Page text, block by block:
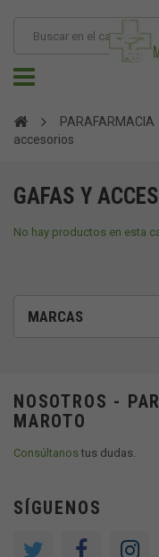
PARAFARMACIA
accesorios
MARCAS
GAFAS Y
No hay productos en esta
NOSOTROS -
MAROTO
Consúltanostus dudas.
SÍGUENOS